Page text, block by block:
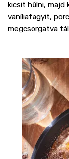
kicsit hűlni, majd
vaníliafagyit,
megcsorgatva